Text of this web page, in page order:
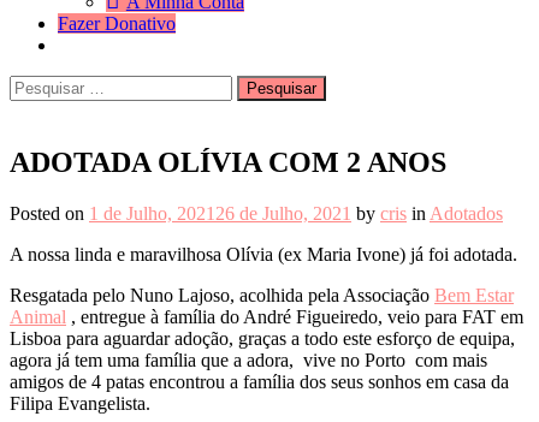
Fazer Donativo
Search
Pesquisar
por:
ADOTADA OLÍVIA COM 2 ANOS
Posted on 1 de Julho, 2021 26 de Julho, 2021 by cris in Adotados
A nossa linda e maravilhosa Olívia (ex Maria Ivone) já foi adotada.
Resgatada pelo Nuno Lajoso, acolhida pela Associação Bem Estar
Animal , entregue à família do André Figueiredo, veio para FAT em
Lisboa para aguardar adoção, graças a todo este esforço de equipa,
agora já tem uma família que a adora, vive no Porto com mais
amigos de 4 patas encontrou a família dos seus sonhos em casa da
Filipa Evangelista.